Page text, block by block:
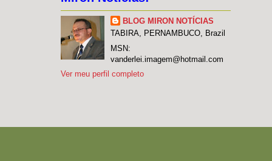
BLOG MIRON NOTÍCIAS
TABIRA, PERNAMBUCO, Brazil
MSN:
vanderlei.imagem@hotmail.com
Ver meu perfil completo